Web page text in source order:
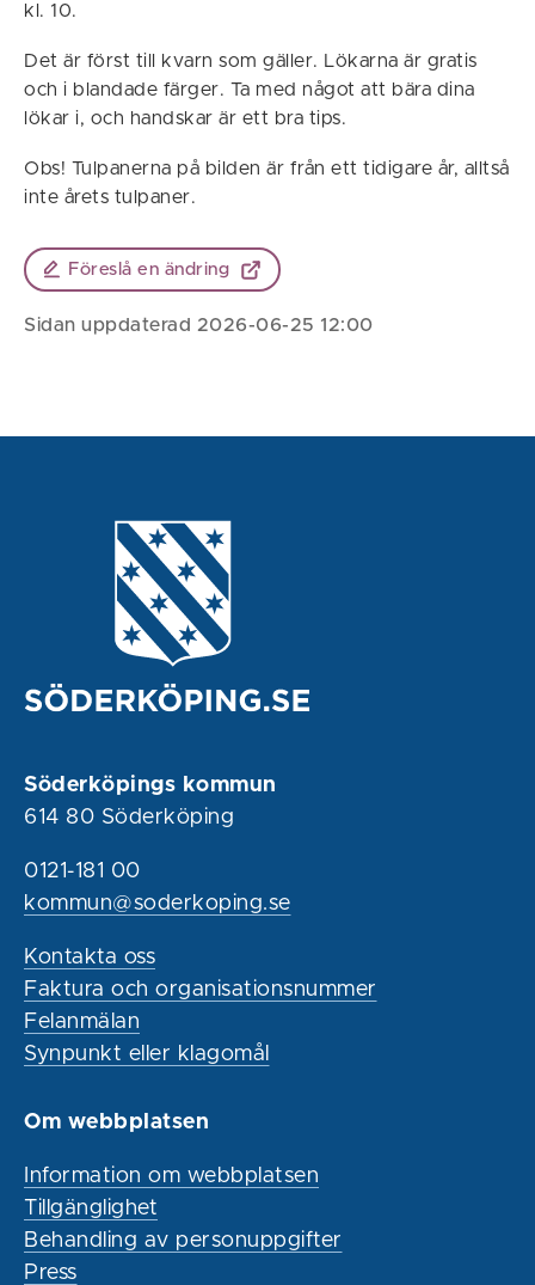
kl. 10.
Det är först till kvarn som gäller. Lökarna är gratis
och i blandade färger. Ta med något att bära dina
lökar i, och handskar är ett bra tips.
Obs! Tulpanerna på bilden är från ett tidigare år, alltså
inte årets tulpaner.
Föreslå en ändring
Sidan uppdaterad 2026-06-25 12:00
Söderköpings kommun
614 80 Söderköping
0121-181 00
kommun@soderkoping.se
Kontakta oss
Faktura och organisationsnummer
Felanmälan
Synpunkt eller klagomål
Om webbplatsen
Information om webbplatsen
Tillgänglighet
Behandling av personuppgifter
Press